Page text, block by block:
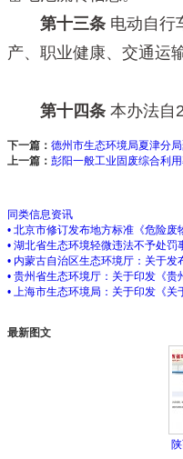
第十三条 电动自行
产、职业健康、交通运
第十四条 本办法自
下一篇： 德州市生态环境局夏津分
上一篇： 彭阳一般工业固废综合利
同类信息资讯
• 北京市修订发布地方标准《危险废
• 湖北省生态环境轻微违法不予处罚
• 内蒙古自治区生态环境厅：关于发
• 贵州省生态环境厅：关于印发《贵
• 上海市生态环境局：关于印发《关
最新图文